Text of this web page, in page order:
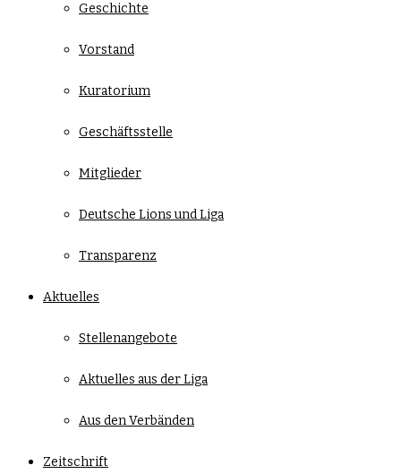
Geschichte
Vorstand
Kuratorium
Geschäftsstelle
Mitglieder
Deutsche Lions und Liga
Transparenz
Aktuelles
Stellenangebote
Aktuelles aus der Liga
Aus den Verbänden
Zeitschrift